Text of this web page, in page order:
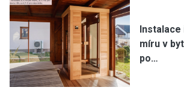
Instalace
míru v
po…